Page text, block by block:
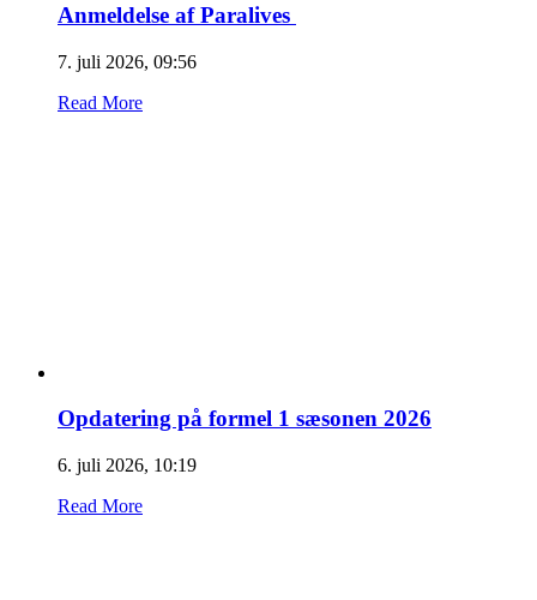
Anmeldelse af Paralives
7. juli 2026, 09:56
Read More
Opdatering på formel 1 sæsonen 2026
6. juli 2026, 10:19
Read More